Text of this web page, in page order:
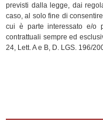
previsti dalla legge, dai
caso, al solo fine di
cui è parte interessato e/o
contrattuali sempre ed
24, Lett. A e B, D. LGS. 196/